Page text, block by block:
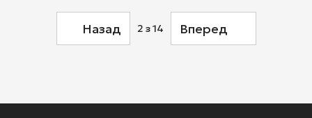
Назад 2 з 14 Вперед